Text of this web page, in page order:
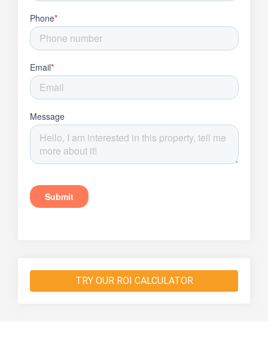
TRY OUR ROI CALCULATOR